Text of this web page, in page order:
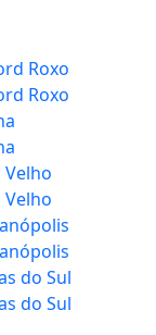
Roxo
Roxo
do Sul
do Sul